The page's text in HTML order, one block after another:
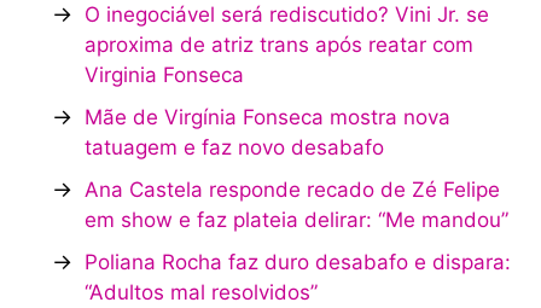
→ O inegociável será rediscutido? Vini Jr. se
aproxima de atriz trans após reatar com
Virginia Fonseca
→ Mãe de Virgínia Fonseca mostra nova
tatuagem e faz novo desabafo
→ Ana Castela responde recado de Zé Felipe
em show e faz plateia delirar: “Me mandou”
→ Poliana Rocha faz duro desabafo e dispara:
“Adultos mal resolvidos”